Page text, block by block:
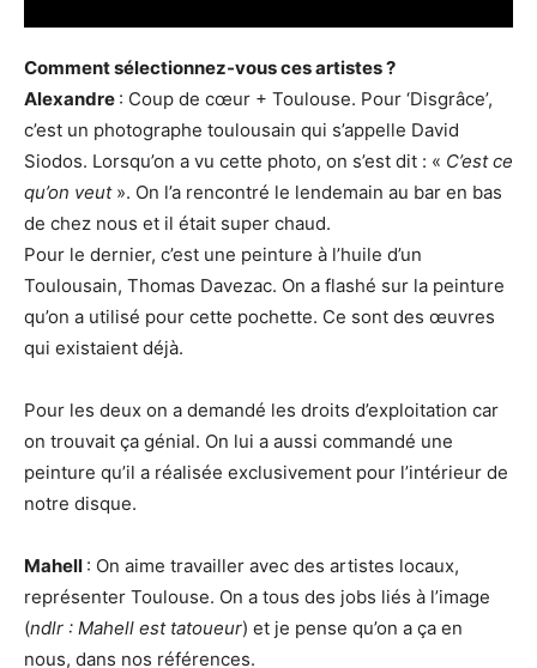
Comment sélectionnez-vous ces artistes ?
Alexandre : Coup de cœur + Toulouse. Pour ‘Disgrâce’,
c’est un photographe toulousain qui s’appelle David
Siodos. Lorsqu’on a vu cette photo, on s’est dit : « C’est ce
qu’on veut». On l’a rencontré le lendemain au bar en bas
de chez nous et il était super chaud.
Pour le dernier, c’est une peinture à l’huile d’un
Toulousain, Thomas Davezac. On a flashé sur la peinture
qu’on a utilisé pour cette pochette. Ce sont des œuvres
qui existaient déjà.
Pour les deux on a demandé les droits d’exploitation car
on trouvait ça génial. On lui a aussi commandé une
peinture qu’il a réalisée exclusivement pour l’intérieur de
notre disque.
Mahell : On aime travailler avec des artistes locaux,
représenter Toulouse. On a tous des jobs liés à l’image
(ndlr : Mahell est tatoueur) et je pense qu’on a ça en
nous, dans nos références.